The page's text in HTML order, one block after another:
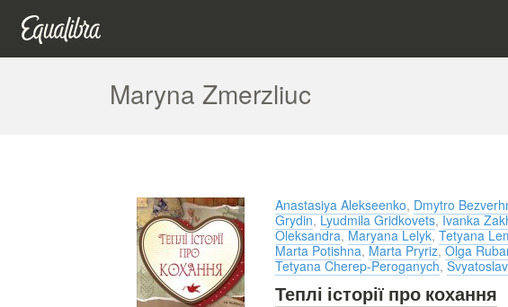
Maryna Zmerzliuc
Anastasiya Alekseenko, Dmytro
Grydin,Lyudmila Gridkovets,Ivanka
Oleksandra,Maryana Lelyk, Tetyana
Marta Potishna,Marta Pryriz,Olga
Tetyana Cherep-Peroganych,
Теплі історії про кохання